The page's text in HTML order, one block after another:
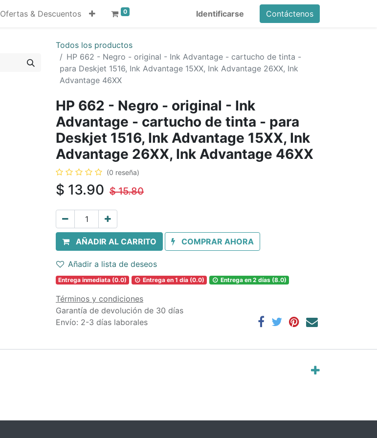
Ofertas & Descuentos 0 Identificarse Contáctenos
Todos los productos
HP 662 - Negro - original - Ink Advantage - cartucho de tinta -
para Deskjet 1516, Ink Advantage 15XX, Ink Advantage 26XX, Ink
Advantage 46XX
HP 662 - Negro - original - Ink
Advantage - cartucho de tinta - para
Deskjet 1516, Ink Advantage 15XX, Ink
Advantage 26XX, Ink Advantage 46XX
(0 reseña)
$ 13.90 $15.80
AÑADIR AL CARRITO COMPRAR AHORA
Añadir a lista de deseos
Entrega inmediata (0.0) Entrega en 1 día (0.0) Entrega en 2 días (8.0)
Términos y condiciones
Garantía de devolución de 30 días
Envío: 2-3 días laborales